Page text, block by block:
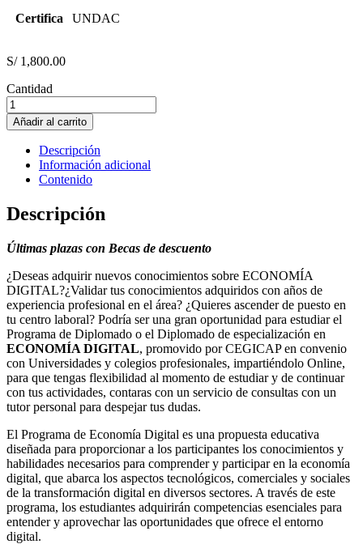
Certifica UNDAC
S/1,800.00
Cantidad
ECONOMÍA
DIGITAL
cantidad
Añadir al carrito
Descripción
Información adicional
Contenido
Descripción
Últimas plazas con Becas de descuento
¿Deseas adquirir nuevos conocimientos sobre ECONOMÍA
DIGITAL?¿Validar tus conocimientos adquiridos con años de
experiencia profesional en el área? ¿Quieres ascender de puesto en
tu centro laboral? Podría ser una gran oportunidad para estudiar el
Programa de Diplomado o el Diplomado de especialización en
ECONOMÍA DIGITAL, promovido por CEGICAP en convenio
con Universidades y colegios profesionales, impartiéndolo Online,
para que tengas flexibilidad al momento de estudiar y de continuar
con tus actividades, contaras con un servicio de consultas con un
tutor personal para despejar tus dudas.
El Programa de Economía Digital es una propuesta educativa
diseñada para proporcionar a los participantes los conocimientos y
habilidades necesarios para comprender y participar en la economía
digital, que abarca los aspectos tecnológicos, comerciales y sociales
de la transformación digital en diversos sectores. A través de este
programa, los estudiantes adquirirán competencias esenciales para
entender y aprovechar las oportunidades que ofrece el entorno
digital.